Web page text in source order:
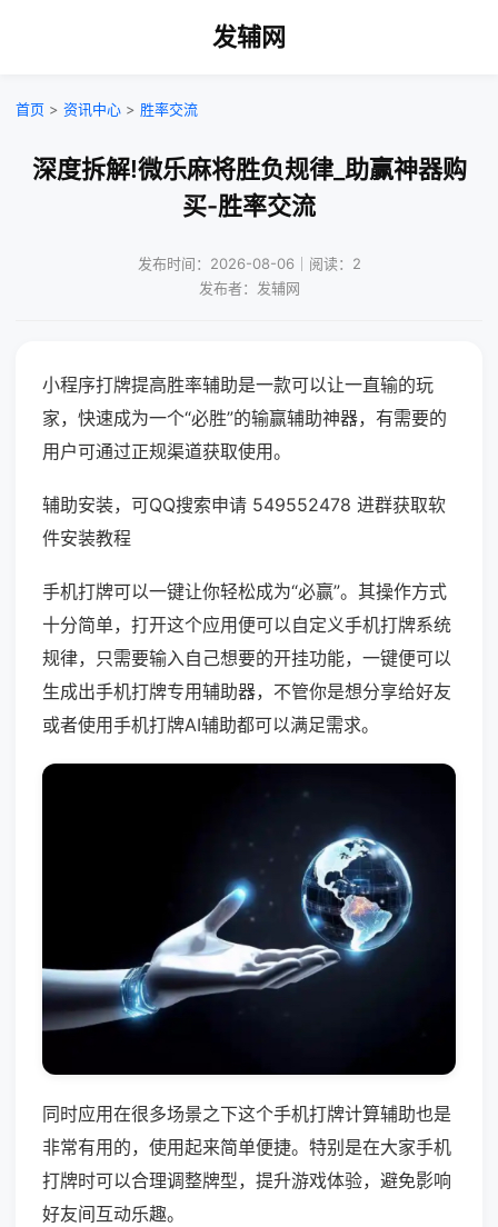
发辅网
首页 > 资讯中心 > 胜率交流
深度拆解!微乐麻将胜负规律_助赢神器购
买-胜率交流
发布时间：2026-08-06｜阅读：2
发布者：发辅网
小程序打牌提高胜率辅助是一款可以让一直输的玩
家，快速成为一个“必胜”的输赢辅助神器，有需要的
用户可通过正规渠道获取使用。
辅助安装，可QQ搜索申请 549552478 进群获取软
件安装教程
手机打牌可以一键让你轻松成为“必赢”。其操作方式
十分简单，打开这个应用便可以自定义手机打牌系统
规律，只需要输入自己想要的开挂功能，一键便可以
生成出手机打牌专用辅助器，不管你是想分享给好友
或者使用手机打牌AI辅助都可以满足需求。
同时应用在很多场景之下这个手机打牌计算辅助也是
非常有用的，使用起来简单便捷。特别是在大家手机
打牌时可以合理调整牌型，提升游戏体验，避免影响
好友间互动乐趣。